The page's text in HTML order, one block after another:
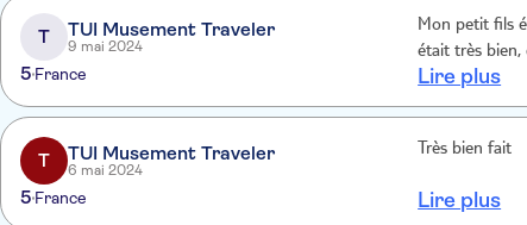
T TUI Musement Traveler
9 mai 2024
5 France
Mon petit fils
était très bien,
Lire plus
T TUI Musement Traveler
6 mai 2024
5 France
Très bien fait
Lire plus